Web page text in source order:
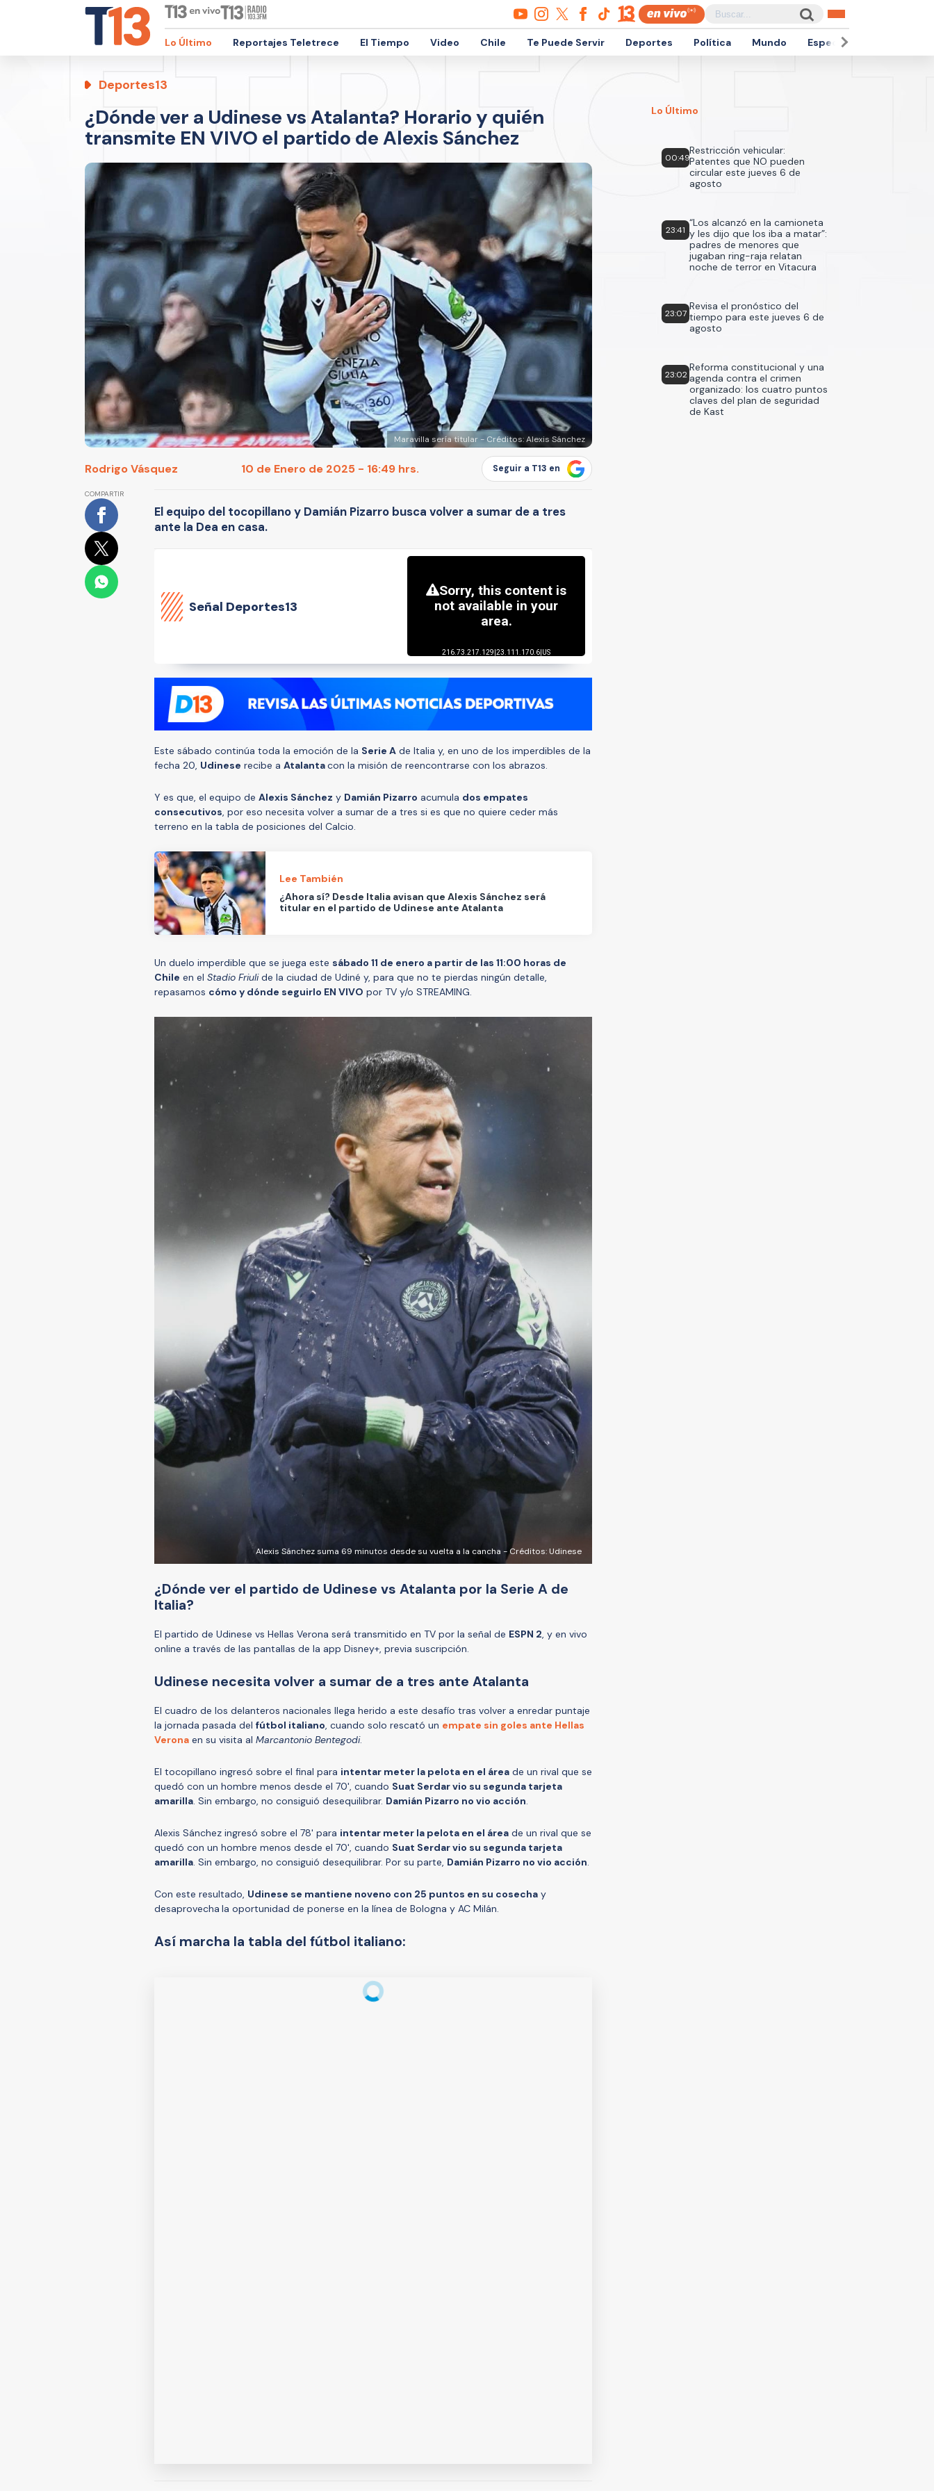
Lo Último Reportajes Teletrece El Tiempo Video Chile Te Puede Servir Deportes Política Mundo Espectáculos
Deportes13
¿Dónde ver a Udinese vs Atalanta? Horario y quién
transmite EN VIVO el partido de Alexis Sánchez
Maravilla sería titular - Créditos: Alexis Sánchez
Rodrigo Vásquez 10 de Enero de 2025 - 16:49 hrs. Seguir a T13 en
COMPARTIR
El equipo del tocopillano y Damián Pizarro busca volver a sumar de a tres
ante la Dea en casa.
Señal Deportes13
Este sábado continúa toda la emoción de la Serie A de Italia y, en uno de los imperdibles de la
fecha 20, Udinese recibe a Atalantacon la misión de reencontrarse con los abrazos.
Y es que, el equipo de Alexis Sánchez y Damián Pizarro acumula dos empates
consecutivos, por eso necesita volver a sumar de a tres si es que no quiere ceder más
terreno en la tabla de posiciones del Calcio.
Lee También
¿Ahora sí? Desde Italia avisan que Alexis Sánchez será
titular en el partido de Udinese ante Atalanta
Un duelo imperdible que se juega este sábado 11 de enero a partir de las 11:00 horas de
Chile en el Stadio Friulide la ciudad de Udiné y, para que no te pierdas ningún detalle,
repasamos cómo y dónde seguirlo EN VIVO por TV y/o STREAMING.
Alexis Sánchez suma 69 minutos desde su vuelta a la cancha - Créditos: Udinese
¿Dónde ver el partido de Udinese vs Atalanta por la Serie A de
Italia?
El partido de Udinese vs Hellas Verona será transmitido en TV por la señal de ESPN 2, y en vivo
online a través de las pantallas de la app Disney+, previa suscripción.
Udinese necesita volver a sumar de a tres ante Atalanta
El cuadro de los delanteros nacionales llega herido a este desafío tras volver a enredar puntaje
la jornada pasada del fútbol italiano, cuando solo rescató un empate sin goles ante Hellas
Verona en su visita al Marcantonio Bentegodi.
El tocopillano ingresó sobre el final para intentar meter la pelota en el área de un rival que se
quedó con un hombre menos desde el 70', cuando Suat Serdar vio su segunda tarjeta
amarilla. Sin embargo, no consiguió desequilibrar. Damián Pizarro no vio acción.
Alexis Sánchez ingresó sobre el 78' para intentar meter la pelota en el área de un rival que se
quedó con un hombre menos desde el 70', cuando Suat Serdar vio su segunda tarjeta
amarilla. Sin embargo, no consiguió desequilibrar. Por su parte, Damián Pizarro no vio acción.
Con este resultado, Udinese se mantiene noveno con 25 puntos en su cosecha y
desaprovecha la oportunidad de ponerse en la línea de Bologna y AC Milán.
Así marcha la tabla del fútbol italiano:
Lo Último
00:49
Restricción vehicular:
Patentes que NO pueden
circular este jueves 6 de
agosto
23:41
“Los alcanzó en la camioneta
y les dijo que los iba a matar”:
padres de menores que
jugaban ring-raja relatan
noche de terror en Vitacura
23:07
Revisa el pronóstico del
tiempo para este jueves 6 de
agosto
23:02
Reforma constitucional y una
agenda contra el crimen
organizado: los cuatro puntos
claves del plan de seguridad
de Kast